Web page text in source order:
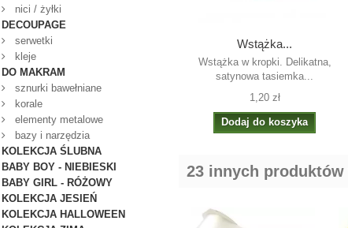
nici / żyłki
DECOUPAGE
serwetki
kleje
DO MAKRAM
sznurki bawełniane
korale
elementy metalowe
bazy i narzędzia
KOLEKCJA ŚLUBNA
BABY BOY - NIEBIESKI
BABY GIRL - RÓŻOWY
KOLEKCJA JESIEŃ
KOLEKCJA HALLOWEEN
Wstążka...
Wstążka w kropki. Delikatna,
satynowa tasiemka...
1,20 zł
Dodaj do koszyka
23 innych